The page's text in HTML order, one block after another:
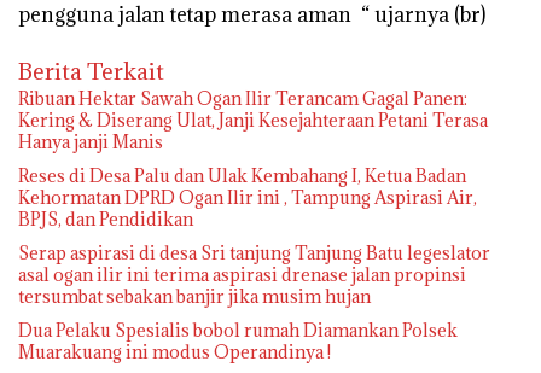
pengguna jalan tetap merasa aman “ ujarnya (br)
Berita Terkait
Ribuan Hektar Sawah Ogan Ilir Terancam Gagal Panen:
Kering & Diserang Ulat, Janji Kesejahteraan Petani Terasa
Reses di Desa Palu dan Ulak Kembahang I, Ketua Badan
Kehormatan DPRD Ogan Ilir ini , Tampung Aspirasi Air,
BPJS, dan Pendidikan
Serap aspirasi di desa Sri tanjung Tanjung Batu legeslator
asal ogan ilir ini terima aspirasi drenase jalan propinsi
tersumbat sebakan banjir jika musim hujan
Dua Pelaku Spesialis bobol rumah Diamankan Polsek
Muarakuang ini modus Operandinya !